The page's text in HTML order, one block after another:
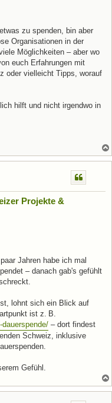
zu spenden, bin aber
Organisationen in der
Möglichkeiten – aber wo
euch Erfahrungen mit
oder vielleicht Tipps, worauf
hilft und nicht irgendwo in
Projekte &
Jahren habe ich mal
– danach gab's gefühlt
lohnt sich ein Blick auf
ist z. B.
– dort findest
Schweiz, inklusive
Gefühl.